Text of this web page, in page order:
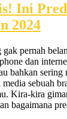
Ini
2024
pernah
dan
bahkan sering
sebuah
Kira-kira
bagaimana